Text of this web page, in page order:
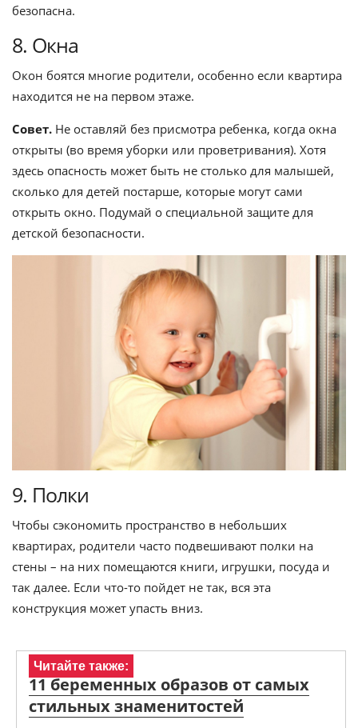
безопасна.
8. Окна
Окон боятся многие родители, особенно если квартира
находится не на первом этаже.
Совет. Не оставляй без присмотра ребенка, когда окна
открыты (во время уборки или проветривания). Хотя
здесь опасность может быть не столько для малышей,
сколько для детей постарше, которые могут сами
открыть окно. Подумай о специальной защите для
детской безопасности.
9. Полки
Чтобы сэкономить пространство в небольших
квартирах, родители часто подвешивают полки на
стены – на них помещаются книги, игрушки, посуда и
так далее. Если что-то пойдет не так, вся эта
конструкция может упасть вниз.
Читайте также:
11 беременных образов от самых
стильных знаменитостей